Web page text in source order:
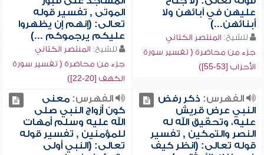
عليهن في آبائهن ولا
أبنائهن...)
للشيخ: المنتصر الكتاني
جزء من محاضرة ( تفسير سورة
الأحزاب [53-55])
الموتى , تفسير قوله
تعالى: (إنهم إن يظهروا
عليكم يرجموكم ...)
للشيخ: المنتصر الكتاني
جزء من محاضرة ( تفسير سورة
الكهف [20-22])
الفهرس: ذكر رفض
النبي عرض قريش
عليه، وتحقيق الله له
النصر والتمكين , تفسير
قوله تعالى: (انظر كيف
الفهرس:معنى
كون أزواج النبي صلى
الله عليه وسلم أمهات
للمؤمنين , تفسير قوله
تعالى: (النبي أولى